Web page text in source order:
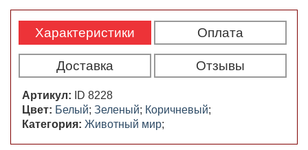
Характеристики Оплата
Доставка Отзывы
Артикул:
ID 8228
Цвет: Белый; Зеленый; Коричневый;
Категория: Животный мир;